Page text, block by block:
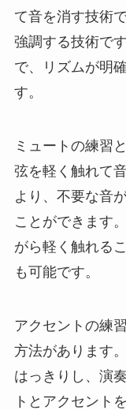
て音を消す技術
強調する技術で
で、リズムが明
す。
ミュートの練習
弦を軽く触れて
より、不要な音
ことができます
がら軽く触れる
も可能です。
アクセントの練
方法があります
はっきりし、演
トとアクセント